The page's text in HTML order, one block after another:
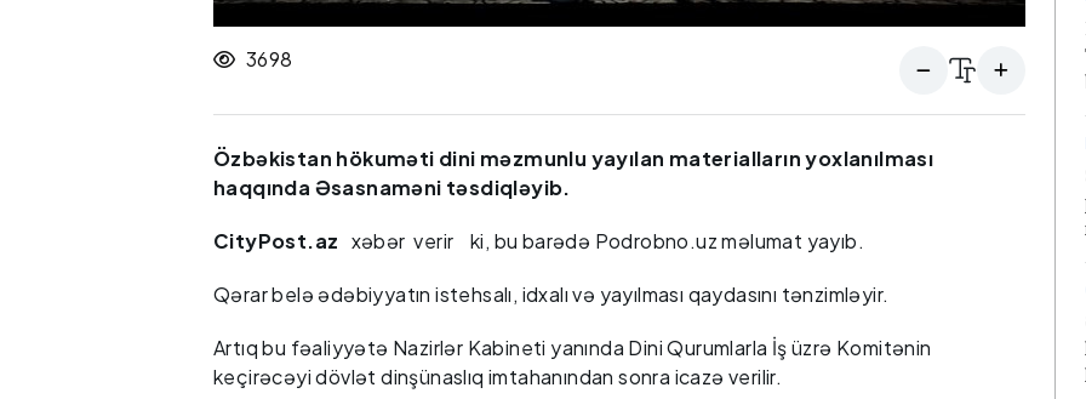
3698
Özbəkistan hökuməti dini məzmunlu yayılan materialların yoxlanılması
haqqında Əsasnaməni təsdiqləyib.
CityPost.az xəbər verir ki, bu barədə Podrobno.uz məlumat yayıb.
Qərar belə ədəbiyyatın istehsalı, idxalı və yayılması qaydasını tənzimləyir.
Artıq bu fəaliyyətə Nazirlər Kabineti yanında Dini Qurumlarla İş üzrə Komitənin
keçirəcəyi dövlət dinşünaslıq imtahanından sonra icazə verilir.